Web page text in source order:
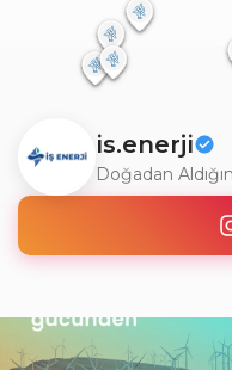
is.enerji
Doğadan
Doğanın gücünü teknolojiyle
buluşturarak, yarının
...